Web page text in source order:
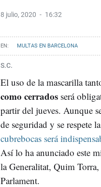
8 julio, 2020 16:32
MULTAS EN BARCELONA
S.C.
El uso de la mascarilla
como cerrados será
partir del jueves. Aunque
de seguridad y se respete
cubrebocas será
Así lo ha anunciado este
la Generalitat, Quim
Parlament.